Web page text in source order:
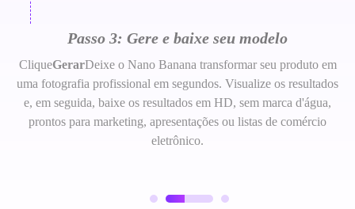
Passo 3: Gere e baixe seu modelo
CliqueGerarDeixe o Nano Banana transformar seu produto em
uma fotografia profissional em segundos. Visualize os resultados
e, em seguida, baixe os resultados em HD, sem marca d'água,
prontos para marketing, apresentações ou listas de comércio
eletrônico.